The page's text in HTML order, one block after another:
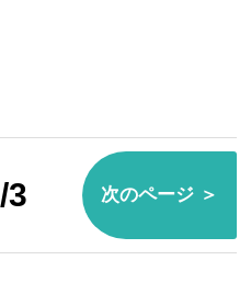
3 次のページ ＞